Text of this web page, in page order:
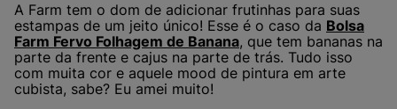
A Farm tem o dom de adicionar frutinhas para suas
estampas de um jeito único! Esse é o caso da Bolsa
Farm Fervo Folhagem de Banana, que tem bananas na
parte da frente e cajus na parte de trás. Tudo isso
com muita cor e aquele mood de pintura em arte
cubista, sabe? Eu amei muito!